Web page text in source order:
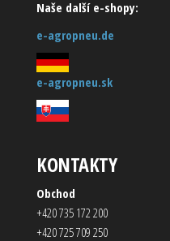
Naše další e-shopy:
e-agropneu.de
e-agropneu.sk
KONTAKTY
Obchod
+420 735 172 200
+420 725 709 250